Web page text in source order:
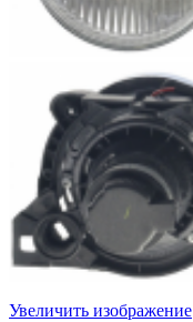
Увеличить изображение